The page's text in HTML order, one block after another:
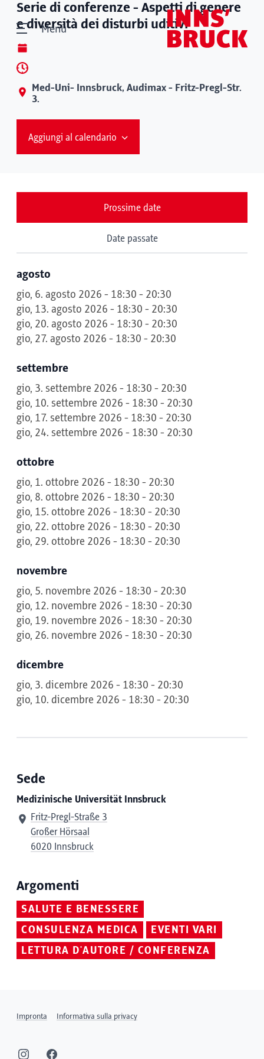
Menù
Serie di conferenze - Aspetti di genere
e diversità dei disturbi uditivi
Med-Uni- Innsbruck, Audimax - Fritz-Pregl-Str.
3.
Aggiungi al calendario
Prossime date
Date passate
agosto
gio, 6. agosto 2026 - 18:30 - 20:30
gio, 13. agosto 2026 - 18:30 - 20:30
gio, 20. agosto 2026 - 18:30 - 20:30
gio, 27. agosto 2026 - 18:30 - 20:30
settembre
gio, 3. settembre 2026 - 18:30 - 20:30
gio, 10. settembre 2026 - 18:30 - 20:30
gio, 17. settembre 2026 - 18:30 - 20:30
gio, 24. settembre 2026 - 18:30 - 20:30
ottobre
gio, 1. ottobre 2026 - 18:30 - 20:30
gio, 8. ottobre 2026 - 18:30 - 20:30
gio, 15. ottobre 2026 - 18:30 - 20:30
gio, 22. ottobre 2026 - 18:30 - 20:30
gio, 29. ottobre 2026 - 18:30 - 20:30
novembre
gio, 5. novembre 2026 - 18:30 - 20:30
gio, 12. novembre 2026 - 18:30 - 20:30
gio, 19. novembre 2026 - 18:30 - 20:30
gio, 26. novembre 2026 - 18:30 - 20:30
dicembre
gio, 3. dicembre 2026 - 18:30 - 20:30
gio, 10. dicembre 2026 - 18:30 - 20:30
Sede
Medizinische Universität Innsbruck
Fritz-Pregl-Straße 3
Großer Hörsaal
6020 Innsbruck
Argomenti
SALUTE E BENESSERE
CONSULENZA MEDICA
EVENTI VARI
LETTURA D'AUTORE / CONFERENZA
Impronta Informativa sulla privacy